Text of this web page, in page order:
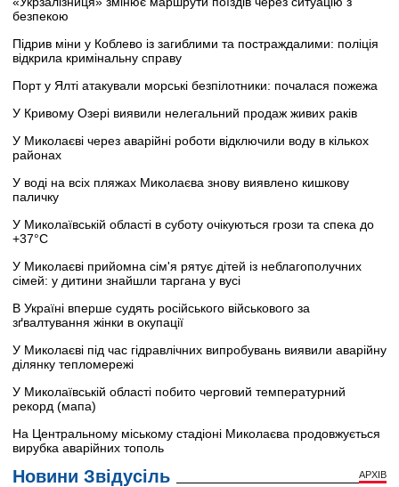
безпекою
Підрив міни у Коблево із загиблими та постраждалими: поліція
відкрила кримінальну справу
Порт у Ялті атакували морські безпілотники: почалася пожежа
У Кривому Озері виявили нелегальний продаж живих раків
У Миколаєві через аварійні роботи відключили воду в кількох
районах
У воді на всіх пляжах Миколаєва знову виявлено кишкову
паличку
У Миколаївській області в суботу очікуються грози та спека до
+37°C
У Миколаєві прийомна сім'я рятує дітей із неблагополучних
сімей: у дитини знайшли таргана у вусі
В Україні вперше судять російського військового за
зґвалтування жінки в окупації
У Миколаєві під час гідравлічних випробувань виявили аварійну
ділянку тепломережі
У Миколаївській області побито черговий температурний
рекорд (мапа)
На Центральному міському стадіоні Миколаєва продовжується
вирубка аварійних тополь
Новини Звідусіль АРХІВ